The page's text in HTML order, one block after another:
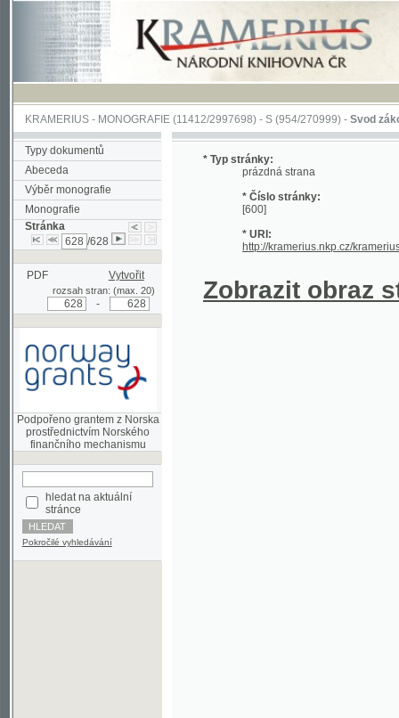
KRAMERIUS-MONOGRAFIE(11412/2997698) -S (954/270999)-Svod zákonův
Typy dokumentů
Abeceda
Výběr monografie
Monografie
Stránka
/628
PDF Vytvořit
rozsah stran: (max. 20)
Podpořeno grantem z Norska
prostřednictvím Norského
hledat na aktuální
stránce
Pokročilé vyhledávání
* Typ stránky:
prázdná strana
* Číslo stránky:
* URI: